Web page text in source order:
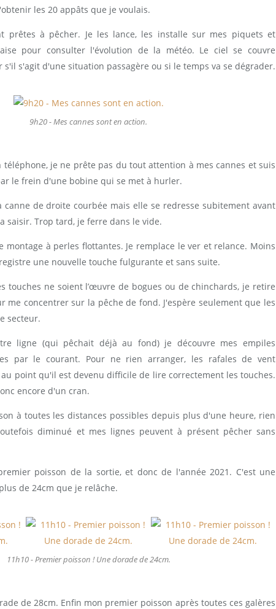
les 20 appâts que je voulais.
prêtes à pêcher. Je les lance, les installe sur mes piquets et
pour consulter l'évolution de la météo. Le ciel se couvre
s'il s'agit d'une situation passagère ou si le temps va se dégrader.
9h20 - Mes cannes sont en action.
téléphone, je ne prête pas du tout attention à mes cannes et suis
le frein d'une bobine qui se met à hurler.
canne de droite courbée mais elle se redresse subitement avant
saisir. Trop tard, je ferre dans le vide.
montage à perles flottantes. Je remplace le ver et relance. Moins
une nouvelle touche fulgurante et sans suite.
touches ne soient l’œuvre de bogues ou de chinchards, je retire
me concentrer sur la pêche de fond. J'espère seulement que les
secteur.
ligne (qui pêchait déjà au fond) je découvre mes empiles
par le courant. Pour ne rien arranger, les rafales de vent
point qu'il est devenu difficile de lire correctement les touches.
encore d'un cran.
à toutes les distances possibles depuis plus d'une heure, rien
diminué et mes lignes peuvent à présent pêcher sans
poisson de la sortie, et donc de l'année 2021. C'est une
de 24cm que je relâche.
11h10 - Premier poisson ! Une dorade de 24cm.
de 28cm. Enfin mon premier poisson après toutes ces galères